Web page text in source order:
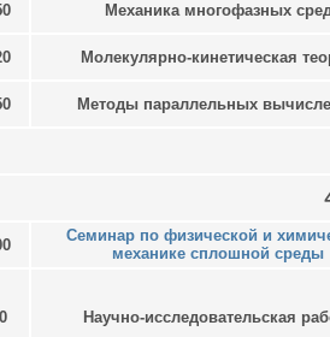
Механика многофазных
Молекулярно-кинетическая
Методы параллельных
Семинар по физической и
механике сплошной среды
Научно-исследовательская